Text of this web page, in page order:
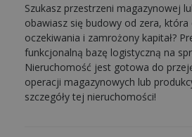
Szukasz przestrzeni magazynowej
obawiasz się budowy od zera, która
oczekiwania i zamrożony kapitał?
funkcjonalną bazę logistyczną na
Nieruchomość jest gotowa do
operacji magazynowych lub
szczegóły tej nieruchomości!